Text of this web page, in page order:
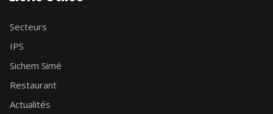
Secteurs
IPS
Sichem Simé
Restaurant
Actualités